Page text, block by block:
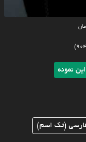
نمونه
فارسی (تک اسم)